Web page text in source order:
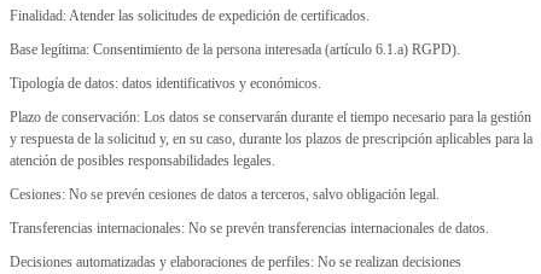
Finalidad: Atender las solicitudes de expedición de certificados.
Base legítima: Consentimiento de la persona interesada (artículo 6.1.a) RGPD).
Tipología de datos: datos identificativos y económicos.
Plazo de conservación: Los datos se conservarán durante el tiempo necesario para la gestión
y respuesta de la solicitud y, en su caso, durante los plazos de prescripción aplicables para la
atención de posibles responsabilidades legales.
Cesiones: No se prevén cesiones de datos a terceros, salvo obligación legal.
Transferencias internacionales: No se prevén transferencias internacionales de datos.
Decisiones automatizadas y elaboraciones de perfiles: No se realizan decisiones